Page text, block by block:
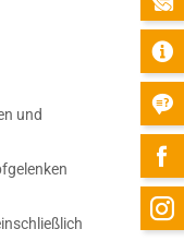
und